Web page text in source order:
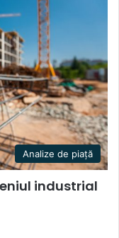
Analize de piață
industrial